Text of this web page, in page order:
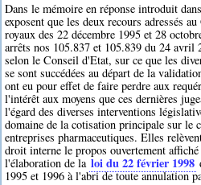
Dans le mémoire en réponse introduit
exposent que les deux recours adressés
royaux des 22 décembre 1995 et 28
arrêts nos 105.837 et 105.839 du 24 avril
selon le Conseil d'Etat, sur ce que les
se sont succédées au départ de la
ont eu pour effet de faire perdre aux
l'intérêt aux moyens que ces dernières
l'égard des diverses interventions
domaine de la cotisation principale sur le
entreprises pharmaceutiques. Elles
droit interne le propos ouvertement
l'élaboration de la loi du 22 février 1998
1995 et 1996 à l'abri de toute annulation